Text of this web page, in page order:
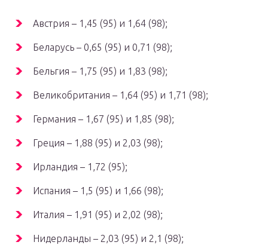
Австрия – 1,45 (95) и 1,64 (98);
Беларусь – 0,65 (95) и 0,71 (98);
Бельгия – 1,75 (95) и 1,83 (98);
Великобритания – 1,64 (95) и 1,71 (98);
Германия – 1,67 (95) и 1,85 (98);
Греция – 1,88 (95) и 2,03 (98);
Ирландия – 1,72 (95);
Испания – 1,5 (95) и 1,66 (98);
Италия – 1,91 (95) и 2,02 (98);
Нидерланды – 2,03 (95) и 2,1 (98);